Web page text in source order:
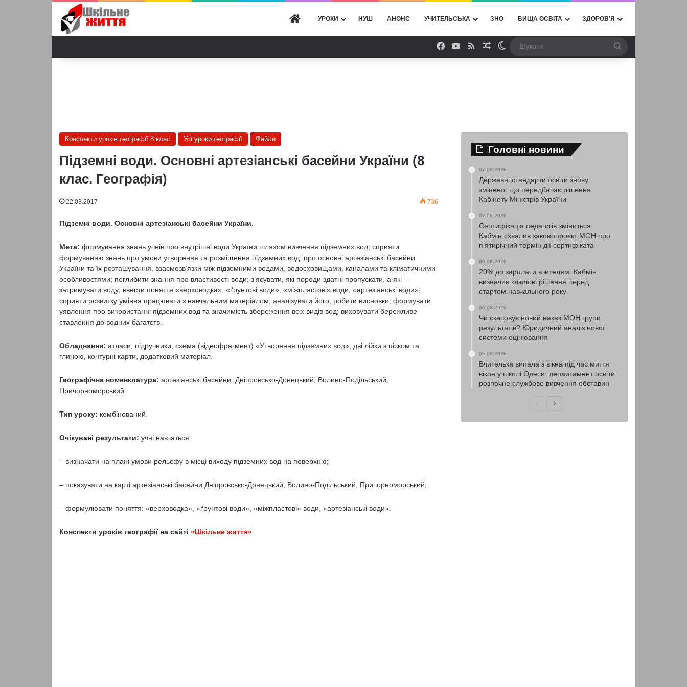
ГОЛОВНА
УРОКИ НУШ АНОНС УЧИТЕЛЬСЬКА ЗНО ВИЩА ОСВІТА ЗДОРОВ’Я
Facebook
YouTube
RSSВипадкова стаття
Switch skin
Конспекти уроків географії 8 клас Усі уроки географії Файли
Підземні води. Основні артезіанські басейни України (8
клас. Географія)
22.03.2017 736
Підземні води. Основні артезіанські басейни України.
Мета: формування знань учнів про внутрішні води України шляхом вивчення підземних вод; сприяти
формуванню знань про умови утворення та розміщення підземних вод; про основні артезіанські басейни
України та їх розташування, взаємозв’язки між підземними водами, водосховищами, каналами та кліматичними
особливостями; поглибити знання про властивості води; з’ясувати, які породи здатні пропускати, а які —
затримувати воду; ввести поняття «верховодка», «ґрунтові води», «міжпластові» води, «артезіанські води»;
сприяти розвитку уміння працювати з навчальним матеріалом, аналізувати його, робити висновки; формувати
уявлення про використанні підземних вод та значимість збереження всіх видів вод; виховувати бережливе
ставлення до водних багатств.
Обладнання: атласи, підручники, схема (відеофрагмент) «Утворення підземних вод», дві лійки з піском та
глиною, контурні карти, додатковий матеріал.
Географічна номенклатура: артезіанські басейни: Дніпровсько-Донецький, Волино-Подільський,
Причорноморський.
Тип уроку: комбінований.
Очікувані результати: учні навчаться:
– визначати на плані умови рельєфу в місці виходу підземних вод на поверхню;
– показувати на карті артезіанські басейни Дніпровсько-Донецький, Волино-Подільський, Причорноморський;
– формулювати поняття: «верховодка», «ґрунтові води», «міжпластові» води, «артезіанські води».
Конспекти уроків географії на сайті «Шкільне життя»
Головні новини
07.08.2026
Державні стандарти освіти знову
змінено: що передбачає рішення
Кабінету Міністрів України
07.08.2026
Сертифікація педагогів зміниться:
Кабмін схвалив законопроєкт МОН про
п’ятирічний термін дії сертифіката
06.08.2026
20% до зарплати вчителям: Кабмін
визначив ключові рішення перед
стартом навчального року
06.08.2026
Чи скасовує новий наказ МОН групи
результатів? Юридичний аналіз нової
системи оцінювання
05.08.2026
Вчителька випала з вікна під час миття
вікон у школі Одеси: департамент освіти
розпочне службове вивчення обставин
ПопередняНаступна